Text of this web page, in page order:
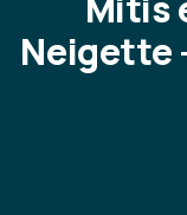
Neigette